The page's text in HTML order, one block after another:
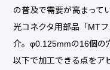
の普及で需要が高まって
光コネクタ用部品「MT
介。φ0.125mmの16個の
以下で加工できる点をア